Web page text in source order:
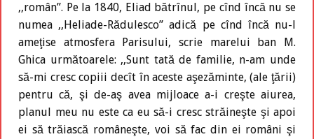
,,român”. Pe la 1840, Eliad bătrînul, pe cînd încă nu se
numea ,,Heliade-Rădulesco” adică pe cînd încă nu-l
ameţise atmosfera Parisului, scrie marelui ban M.
Ghica următoarele: ,,Sunt tată de familie, n-am unde
să-mi cresc copiii decît în aceste aşezăminte, (ale ţării)
pentru că, şi de-aş avea mijloace a-i creşte aiurea,
planul meu nu este ca eu să-i cresc străineşte şi apoi
ei să trăiască româneşte, voi să fac din ei români şi